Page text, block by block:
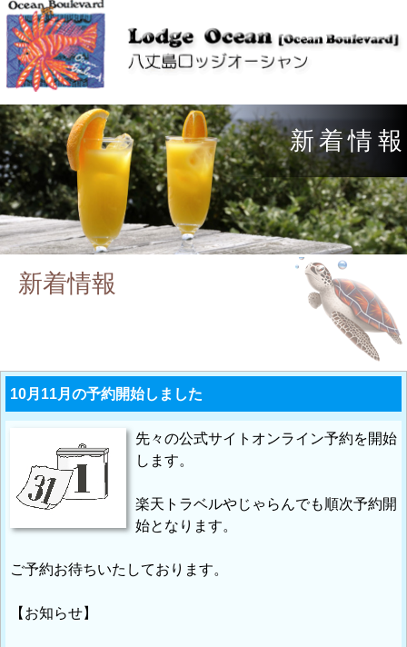
新着情 報
新着情報
10月11月の予約開始しました
先々の公式サイトオンライン予約を開始
します。
楽天トラベルやじゃらんでも順次予約開
始となります。
ご予約お待ちいたしております。
【お知らせ】